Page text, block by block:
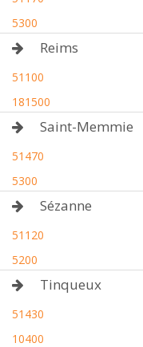
5300
Reims
51100
181500
Saint-Memmie
51470
5300
Sézanne
51120
5200
Tinqueux
51430
10400